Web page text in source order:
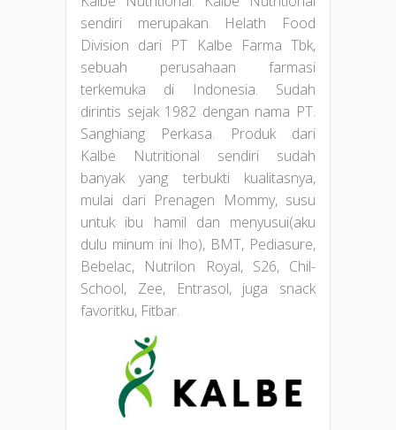
sendiri merupakan Helath Food
Division dari PT Kalbe Farma Tbk,
sebuah perusahaan farmasi
terkemuka di Indonesia. Sudah
dirintis sejak 1982 dengan nama PT.
Sanghiang Perkasa. Produk dari
Kalbe Nutritional sendiri sudah
banyak yang terbukti kualitasnya,
mulai dari Prenagen Mommy, susu
untuk ibu hamil dan menyusui(aku
dulu minum ini lho), BMT, Pediasure,
Bebelac, Nutrilon Royal, S26, Chil-
School, Zee, Entrasol, juga snack
favoritku, Fitbar.